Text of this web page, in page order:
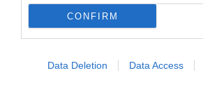
CONFIRM
Data Deletion Data Access